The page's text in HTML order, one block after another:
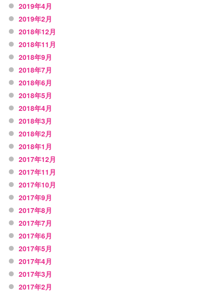
2019年4月
2019年2月
2018年12月
2018年11月
2018年9月
2018年7月
2018年6月
2018年5月
2018年4月
2018年3月
2018年2月
2018年1月
2017年12月
2017年11月
2017年10月
2017年9月
2017年8月
2017年7月
2017年6月
2017年5月
2017年4月
2017年3月
2017年2月